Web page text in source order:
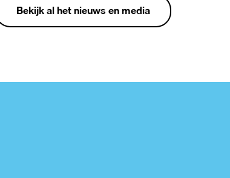
Bekijk al het nieuws en media